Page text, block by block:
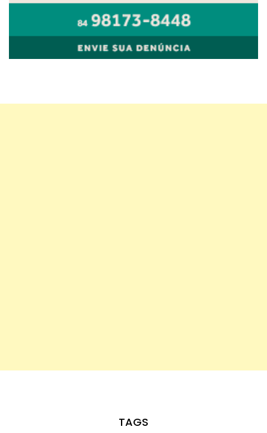
TAGS